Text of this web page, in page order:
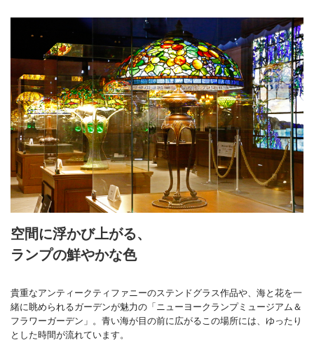
空間に浮かび上がる、
ランプの鮮やかな色
貴重なアンティークティファニーのステンドグラス作品や、海と花を一
緒に眺められるガーデンが魅力の「ニューヨークランプミュージアム＆
フラワーガーデン」。青い海が目の前に広がるこの場所には、ゆったり
とした時間が流れています。